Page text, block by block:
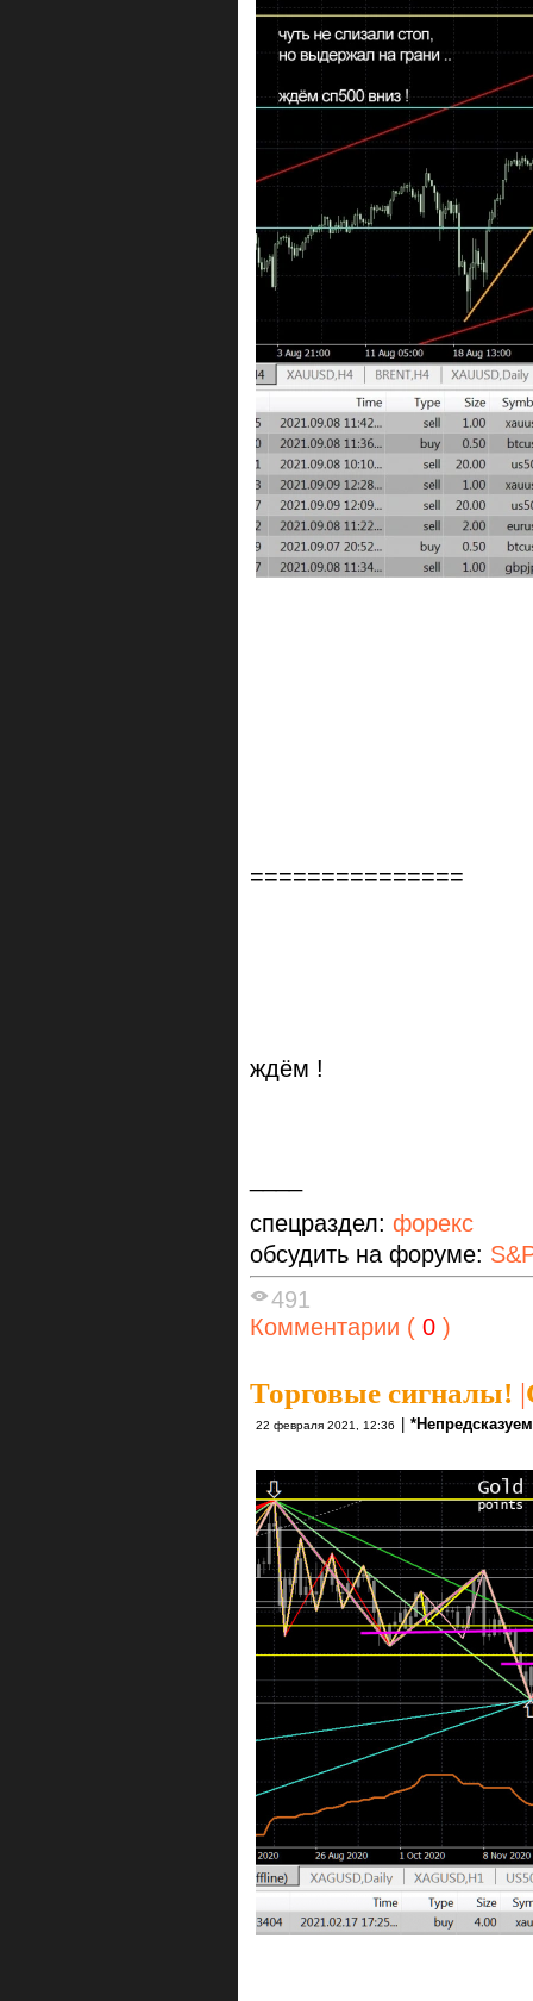
===============
ждём !
спецраздел: форекс
обсудить на форуме:
491
Комментарии ( 0 )
Торговые сигналы! |
22 февраля 2021, 12:36